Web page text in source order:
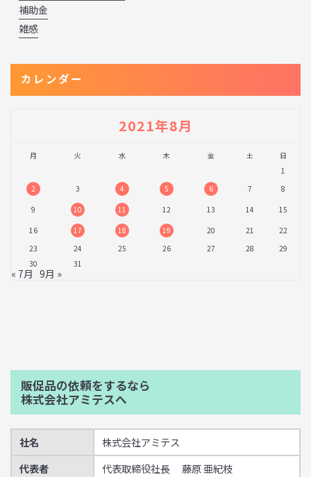
補助金
雑感
カレンダー
2021年8月
月 火 水 木 金 土
日
1
2
3 4 5 6 7
8
9
10 11 12 13 14
15
16
17 18 19 20 21
22
23
24 25 26 27 28
29
30
31
« 7月 9月 »
販促品の依頼をするなら
株式会社アミテスへ
社名
株式会社アミテス
代表者
代表取締役社長 藤原 亜紀枝